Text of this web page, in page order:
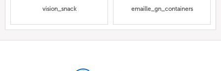
vision_snack emaille_gn_containers